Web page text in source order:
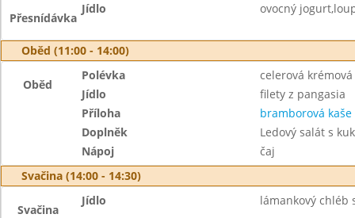
Přesnídávka
Jídlo ovocný
Oběd (11:00 - 14:00)
Oběd
Polévka
celerová
Jídlo
filety z pangasia
Příloha
bramborová kaše
Doplněk
Ledový salát s
Nápoj
čaj
Svačina (14:00 - 14:30)
Svačina
Jídlo lámankový chléb